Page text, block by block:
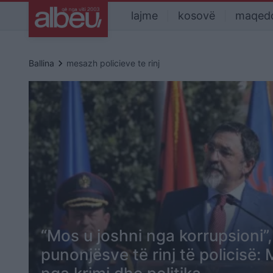
lajme kosovë
Ballina keyboard_arrow_right mesazh policieve te rinj
“Mos u joshni nga
punonjësve të rinj të policisë: